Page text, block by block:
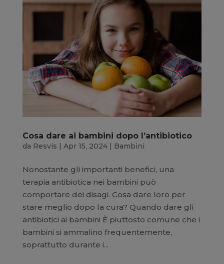
Cosa dare ai bambini dopo l’antibiotico
da Resvis | Apr 15, 2024| Bambini
Nonostante gli importanti benefici, una
terapia antibiotica nei bambini può
comportare dei disagi. Cosa dare loro per
stare meglio dopo la cura? Quando dare gli
antibiotici ai bambini È piuttosto comune che i
bambini si ammalino frequentemente,
soprattutto durante i...